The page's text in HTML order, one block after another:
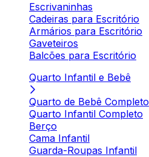
Escrivaninhas
Cadeiras para Escritório
Armários para Escritório
Gaveteiros
Balcões para Escritório
Quarto Infantil e Bebê
Quarto de Bebê Completo
Quarto Infantil Completo
Berço
Cama Infantil
Guarda-Roupas Infantil